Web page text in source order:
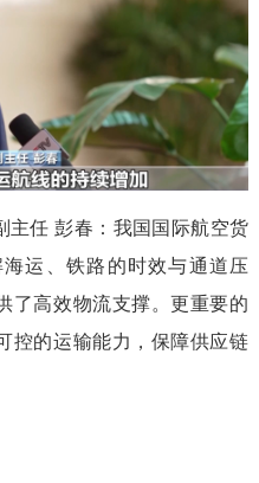
主任 彭春：我国国际航空货
运、铁路的时效与通道压
了高效物流支撑。更重要的
控的运输能力，保障供应链